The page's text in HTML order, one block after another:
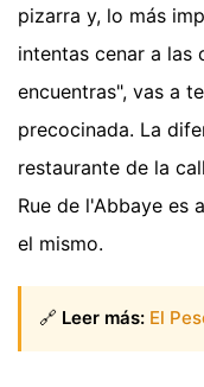
pizarra y, lo más
intentas cenar a las
encuentras", vas a
precocinada. La
restaurante de la
Rue de l'Abbaye es
el mismo.
🔗 Leer más: El